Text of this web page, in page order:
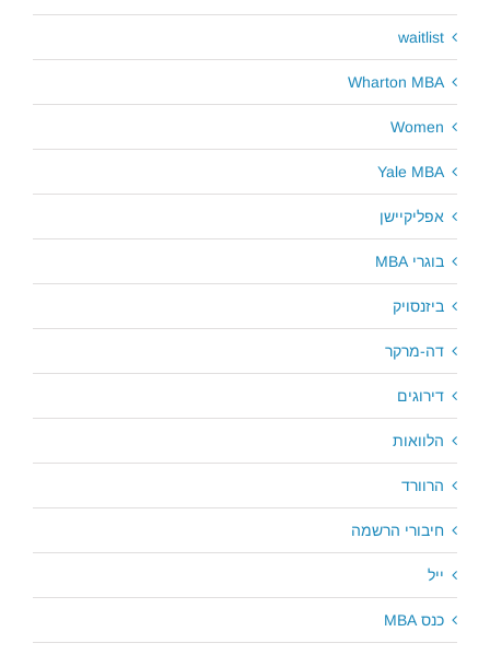
waitlist
Wharton MBA
Women
Yale MBA
אפליקיישן
בוגרי MBA
ביזנסויק
דה-מרקר
דירוגים
הלוואות
הרוורד
חיבורי הרשמה
ייל
כנס MBA